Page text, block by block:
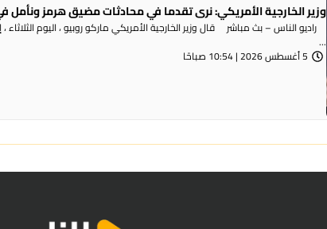
وزير الخارجية الأمريكي: نرى تقدما في محادثات مضيق هرمز ونأمل
راديو الناس – بث مباشر قال وزير الخارجية الأمريكي ماركو روبيو ، اليوم
...
5 أغسطس 2026 | 10:54 صباحًا